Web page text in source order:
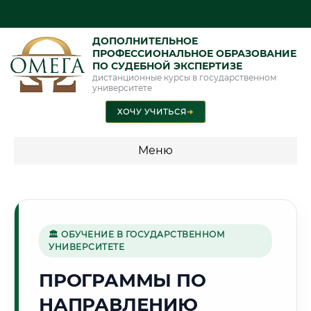
ДОПОЛНИТЕЛЬНОЕ
ПРОФЕССИОНАЛЬНОЕ ОБРАЗОВАНИЕ
ПО СУДЕБНОЙ ЭКСПЕРТИЗЕ
дистанционные курсы в государственном
университете
ХОЧУ УЧИТЬСЯ➜
Меню
специальности"
Стоимость по программам обучения "Судебная экспертиза"
Стоимость по программам обучения "Экспертиза"
🏛 ОБУЧЕНИЕ В ГОСУДАРСТВЕННОМ
УНИВЕРСИТЕТЕ
ПРОГРАММЫ ПО
НАПРАВЛЕНИЮ